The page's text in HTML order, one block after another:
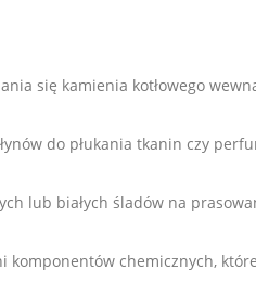
się kamienia kotłowego
do płukania tkanin czy
lub białych śladów na
chemicznych,